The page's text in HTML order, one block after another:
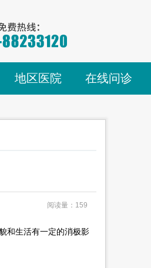
地区医院 在线问诊
阅读量：159
和生活有一定的消极影